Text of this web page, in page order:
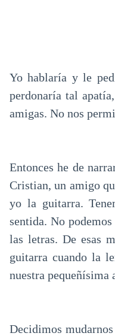
Yo hablaría y le
perdonaría tal
amigas. No nos
Entonces he de
Cristian, un amigo
yo la guitarra.
sentida. No
las letras. De esas
guitarra cuando la
nuestra pequeñísima
Decidimos